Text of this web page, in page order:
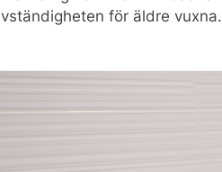
för äldre vuxna.